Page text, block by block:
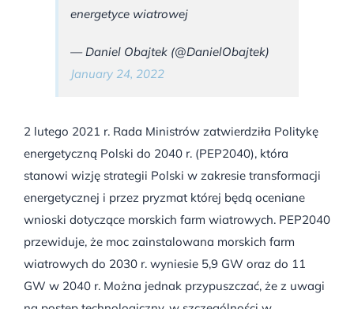
energetyce wiatrowej
— Daniel Obajtek (@DanielObajtek)
January 24, 2022
2 lutego 2021 r. Rada Ministrów zatwierdziła Politykę
energetyczną Polski do 2040 r. (PEP2040), która
stanowi wizję strategii Polski w zakresie transformacji
energetycznej i przez pryzmat której będą oceniane
wnioski dotyczące morskich farm wiatrowych. PEP2040
przewiduje, że moc zainstalowana morskich farm
wiatrowych do 2030 r. wyniesie 5,9 GW oraz do 11
GW w 2040 r. Można jednak przypuszczać, że z uwagi